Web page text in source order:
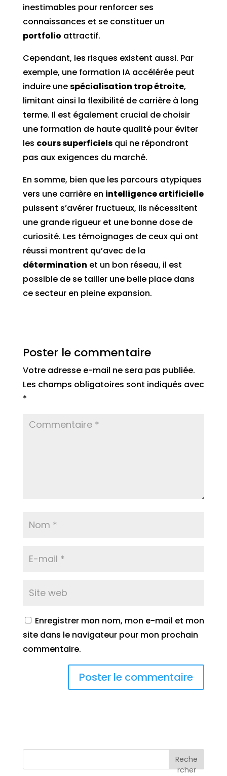
inestimables pour renforcer ses
connaissances et se constituer un
portfolio attractif.
Cependant, les risques existent aussi. Par
exemple, une formation IA accélérée peut
induire unespécialisation trop étroite,
limitant ainsi la flexibilité de carrière à long
terme. Il est également crucial de choisir
une formation de haute qualité pour éviter
les cours superficielsqui ne répondront
pas aux exigences du marché.
En somme, bien que les parcours atypiques
vers une carrière en intelligence artificielle
puissent s’avérer fructueux, ils nécessitent
une grande rigueur et une bonne dose de
curiosité. Les témoignages de ceux qui ont
réussi montrent qu’avec de la
détermination et un bon réseau, il est
possible de se tailler une belle place dans
ce secteur en pleine expansion.
Poster le commentaire
Votre adresse e-mail ne sera pas publiée.
Les champs obligatoires sont indiqués avec
*
Enregistrer mon nom, mon e-mail et mon
site dans le navigateur pour mon prochain
commentaire.
Reche
rcher